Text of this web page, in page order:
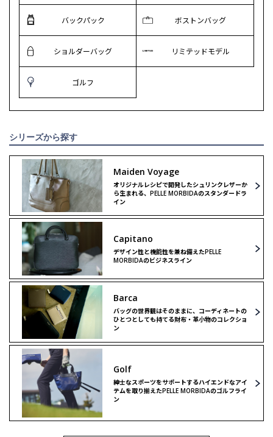
バックパック ボストンバッグ
ショルダーバッグ リミテッドモデル
ゴルフ
シリーズから探す
Maiden Voyage
オリジナルレシピで開発したシュリンクレザーか
ら生まれる、PELLE MORBIDAのスタンダードラ
イン
Capitano
デザイン性と機能性を兼ね備えたPELLE
MORBIDAのビジネスライン
Barca
バッグの世界観はそのままに、コーディネートの
ひとつとしても持てる財布・革小物のコレクショ
ン
Golf
紳士なスポーツをサポートするハイエンドなアイ
テムを取り揃えたPELLE MORBIDAのゴルフライ
ン